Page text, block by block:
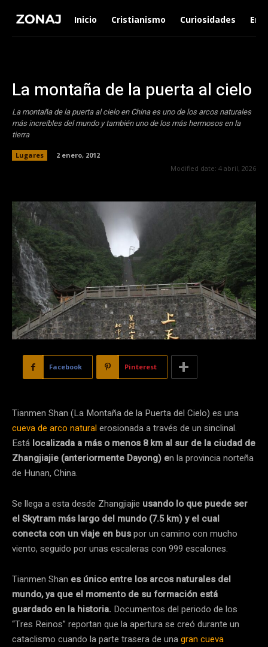
Inicio Cristianismo Curiosidades
La montaña de la puerta al cielo
La montaña de la puerta al cielo en China es uno de los arcos naturales
más increíbles del mundo y también uno de los más hermosos en la
tierra
Lugares
2 enero, 2012
Modified date: 4 abril, 2026
Facebook Pinterest
Tianmen Shan (La Montaña de la Puerta del Cielo) es una
cueva de arco naturalerosionada a través de un sinclinal.
Está localizada a más o menos 8 km al sur de la ciudad de
Zhangjiajie (anteriormente Dayong) en la provincia norteña
de Hunan, China.
Se llega a esta desde Zhangjiajie usando lo que puede ser
el Skytram más largo del mundo (7.5 km) y el cual
conecta con un viaje en buspor un camino con mucho
viento, seguido por unas escaleras con 999 escalones.
Tianmen Shan es único entre los arcos naturales del
mundo, ya que el momento de su formación está
guardado en la historia. Documentos del periodo de los
“Tres Reinos” reportan que la apertura se creó durante un
cataclismo cuando la parte trasera de unagran cueva